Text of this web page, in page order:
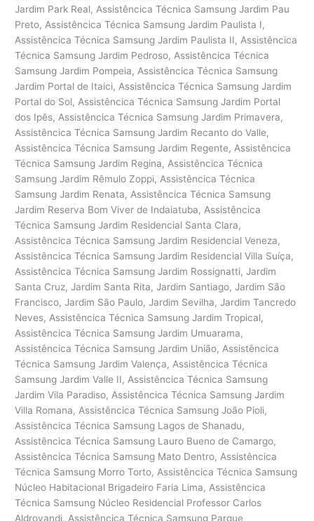
Jardim Park Real, Assistêncica Técnica Samsung Jardim Pau
Preto, Assistêncica Técnica Samsung Jardim Paulista I,
Assistêncica Técnica Samsung Jardim Paulista II, Assistêncica
Técnica Samsung Jardim Pedroso, Assistêncica Técnica
Samsung Jardim Pompeia, Assistêncica Técnica Samsung
Jardim Portal de Itaici, Assistêncica Técnica Samsung Jardim
Portal do Sol, Assistêncica Técnica Samsung Jardim Portal
dos Ipês, Assistêncica Técnica Samsung Jardim Primavera,
Assistêncica Técnica Samsung Jardim Recanto do Valle,
Assistêncica Técnica Samsung Jardim Regente, Assistêncica
Técnica Samsung Jardim Regina, Assistêncica Técnica
Samsung Jardim Rêmulo Zoppi, Assistêncica Técnica
Samsung Jardim Renata, Assistêncica Técnica Samsung
Jardim Reserva Bom Viver de Indaiatuba, Assistêncica
Técnica Samsung Jardim Residencial Santa Clara,
Assistêncica Técnica Samsung Jardim Residencial Veneza,
Assistêncica Técnica Samsung Jardim Residencial Villa Suíça,
Assistêncica Técnica Samsung Jardim Rossignatti, Jardim
Santa Cruz, Jardim Santa Rita, Jardim Santiago, Jardim São
Francisco, Jardim São Paulo, Jardim Sevilha, Jardim Tancredo
Neves, Assistêncica Técnica Samsung Jardim Tropical,
Assistêncica Técnica Samsung Jardim Umuarama,
Assistêncica Técnica Samsung Jardim União, Assistêncica
Técnica Samsung Jardim Valença, Assistêncica Técnica
Samsung Jardim Valle II, Assistêncica Técnica Samsung
Jardim Vila Paradiso, Assistêncica Técnica Samsung Jardim
Villa Romana, Assistêncica Técnica Samsung João Pioli,
Assistêncica Técnica Samsung Lagos de Shanadu,
Assistêncica Técnica Samsung Lauro Bueno de Camargo,
Assistêncica Técnica Samsung Mato Dentro, Assistêncica
Técnica Samsung Morro Torto, Assistêncica Técnica Samsung
Núcleo Habitacional Brigadeiro Faria Lima, Assistêncica
Técnica Samsung Núcleo Residencial Professor Carlos
Aldrovandi, Assistêncica Técnica Samsung Parque